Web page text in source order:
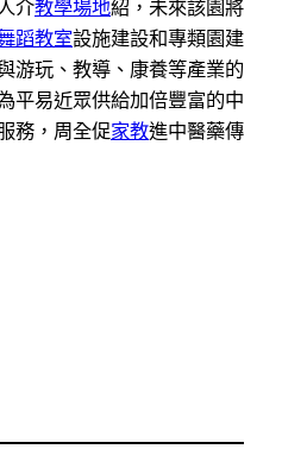
介教學場地紹，未來該園將
蹈教室設施建設和專類園建
游玩、教導、康養等產業的
平易近眾供給加倍豐富的中
務，周全促家教進中醫藥傳